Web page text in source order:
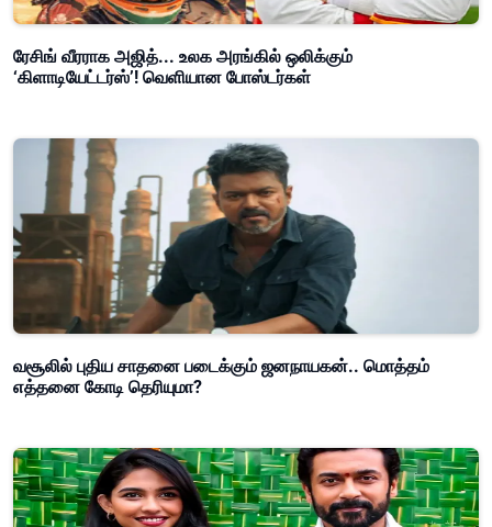
ரேசிங் வீரராக அஜித்... உலக அரங்கில் ஒலிக்கும்
‘கிளாடியேட்டர்ஸ்’! வெளியான போஸ்டர்கள்
வசூலில் புதிய சாதனை படைக்கும் ஜனநாயகன்.. மொத்தம்
எத்தனை கோடி தெரியுமா?